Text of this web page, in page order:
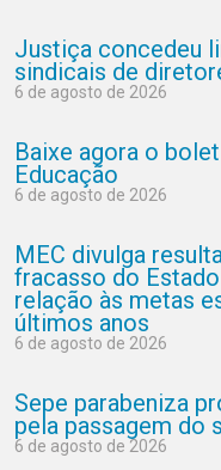
Justiça concedeu
sindicais de
6 de agosto de 2026
Baixe agora o
Educação
6 de agosto de 2026
MEC divulga
fracasso do
relação às metas
últimos anos
6 de agosto de 2026
Sepe parabeniza
pela passagem do
6 de agosto de 2026